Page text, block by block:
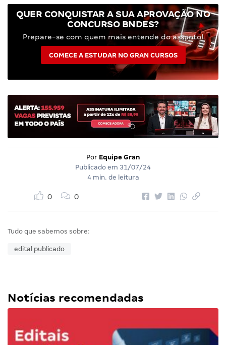
QUER CONQUISTAR A SUA APROVAÇÃO NO
CONCURSO BNDES?
Prepare-se com quem mais entende do assunto!
COMECE A ESTUDAR NO GRAN CURSOS
Por Equipe Gran
Publicado em 31/07/24
4 min. de leitura
0 0
Tudo que sabemos sobre:
edital publicado
Notícias recomendadas